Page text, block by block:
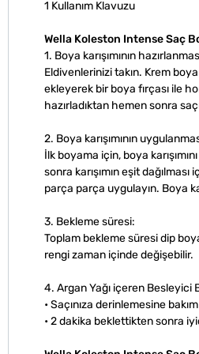
1 Kullanım Klavuzu
Wella Koleston Intense Saç
1. Boya karışımının
Eldivenlerinizi takın. Krem
ekleyerek bir boya fırçası ile
hazırladıktan hemen sonra
2. Boya karışımının
İlk boyama için, boya
sonra karışımın eşit
parça parça uygulayın. Boya
3. Bekleme süresi:
Toplam bekleme süresi dip
rengi zaman içinde değişebilir.
4. Argan Yağı içeren Besleyici
• Saçınıza derinlemesine
• 2 dakika beklettikten sonra